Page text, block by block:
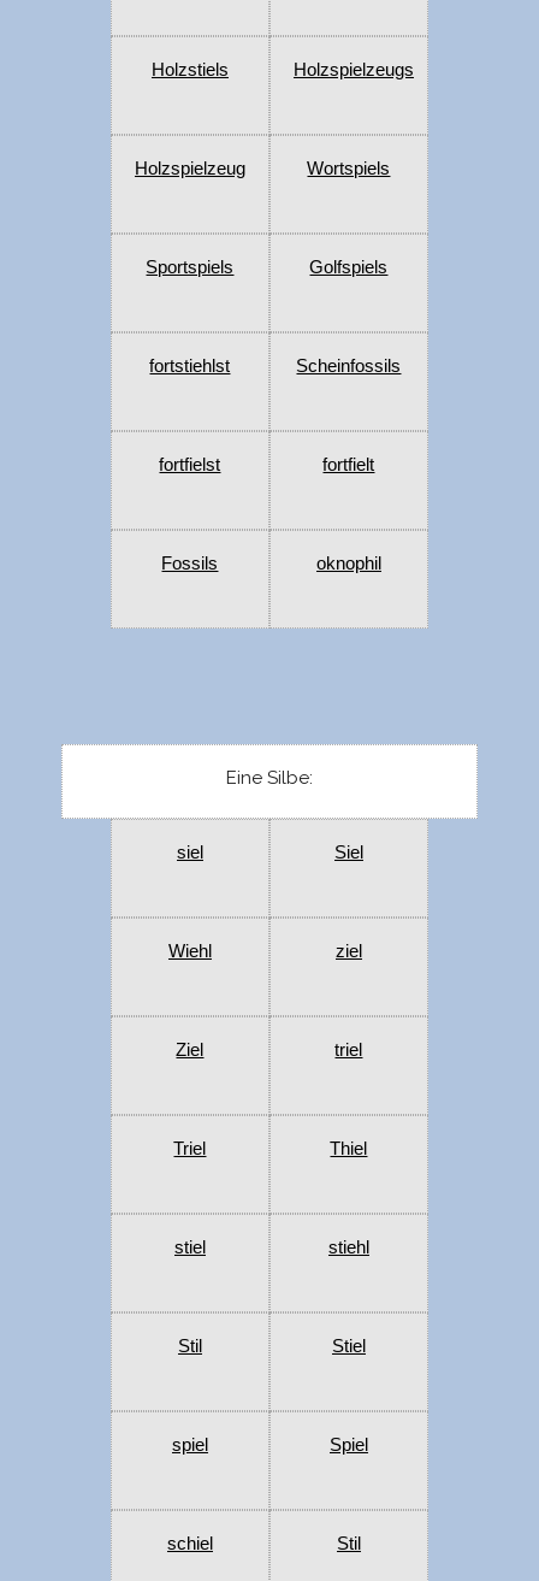
Holzstiels Holzspielzeugs
Holzspielzeug Wortspiels
Sportspiels Golfspiels
fortstiehlst Scheinfossils
fortfielst fortfielt
Fossils oknophil
Eine Silbe:
siel Siel
Wiehl ziel
Ziel triel
Triel Thiel
stiel stiehl
Stil Stiel
spiel Spiel
schiel Stil